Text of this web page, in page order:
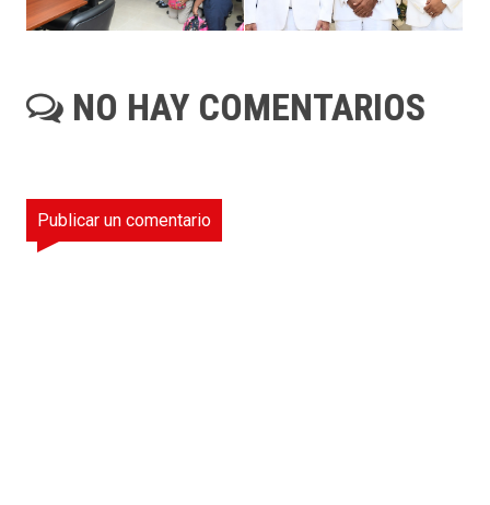
NO HAY COMENTARIOS
Publicar un comentario